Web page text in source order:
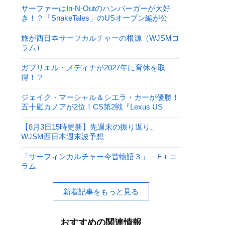
サーファーはIn-N-Outのハンバーガーが大好
き！？「SnakeTales」のUSオープン編が公
旅が西日本サーフカルチャーの根源（WJSMコ
ラム）
ガブリエル・メディナが2027年に育休を取
得！？
ジェイク・マーシャル＆シエラ・カーが優勝！
五十嵐カノアが2位！CS第2戦『Lexus US
【8月3日15時更新】先週末の振り返り、
WJSM西日本週末波予想
「サーフィンカルチャー今昔物語３」 – F＋コ
ラム
新着記事をもっと見る
おすすめの関連情報